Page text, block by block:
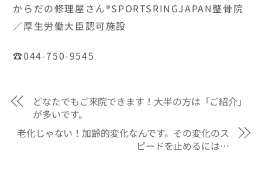
からだの修理屋さん®SPORTSRINGJAPAN整骨院
／厚生労働大臣認可施設
☎044-750-9545
どなたでもご来院できます！大半の方は「ご紹介」
が多いです。
老化じゃない！加齢的変化なんです。その変化のス
ピードを止めるには…